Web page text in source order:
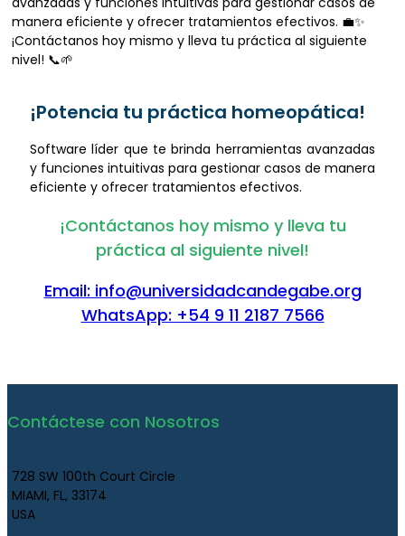
¡Potencia tu práctica homeopática!
Software líder que te brinda herramientas avanzadas
y funciones intuitivas para gestionar casos de manera
eficiente y ofrecer tratamientos efectivos.
¡Contáctanos hoy mismo y lleva tu
práctica al siguiente nivel!
Email: info@universidadcandegabe.org
WhatsApp: +54 9 11 2187 7566
Contáctese con Nosotros
728 SW 100th Court Circle
MIAMI, FL, 33174
USA